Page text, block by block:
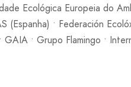
Ecológica Europeia do
(Espanha) • Federación
• Grupo Flamingo •